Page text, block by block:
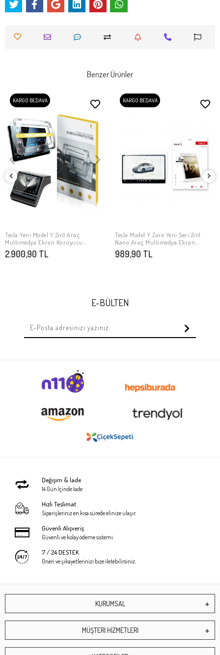
Benzer Ürünler
KARGO BEDAVA
SEPETE EKLE
Tesla Yeni Model Y 2in1 Araç
Multimedya Ekran Koruyucu
Uygulama Aparatlı Zore Premium
Temperli Cam Ekran Koruyucu
2.900,90 TL
KARGO BEDAVA
SEPETE EKLE
Tesla Model Y Zore Yeni Seri 2in1
Nano Araç Multimedya Ekran
Koruyucu
989,90 TL
E-BÜLTEN
Değişim & İade
14 Gün İçinde İade
Hızlı Teslimat
Siparişleriniz en kısa sürede elinize ulaşır.
Güvenli Alışveriş
Güvenli ve kolay ödeme sistemi
7 / 24 DESTEK
Öneri ve şikayetlerinizi bize iletebilirsiniz.
KURUMSAL
MÜŞTERİ HİZMETLERİ